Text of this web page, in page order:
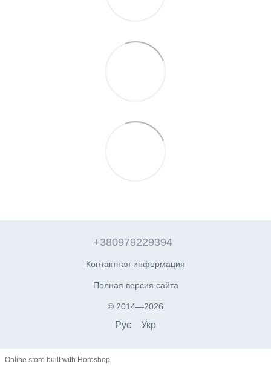
+380979229394
Контактная информация
Полная версия сайта
© 2014—2026
Рус Укр
Online store built with Horoshop